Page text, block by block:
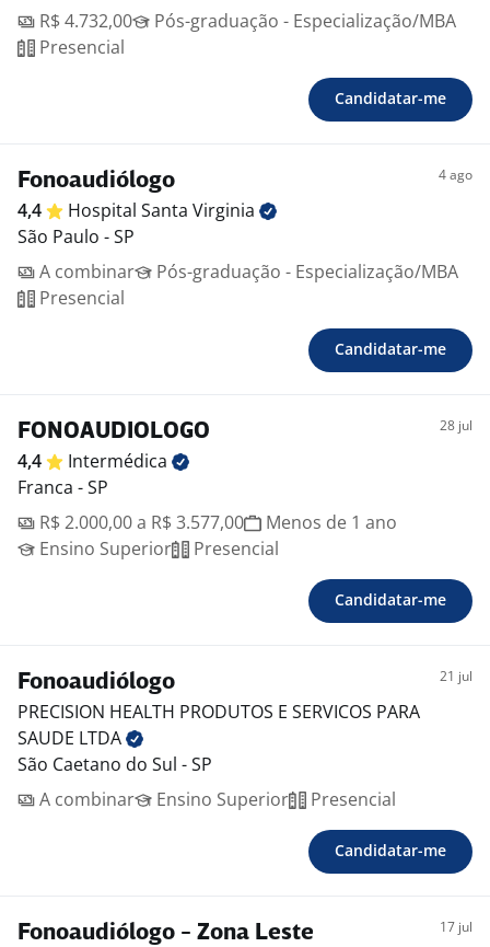
R$ 4.732,00
Pós-graduação - Especialização/MBA
Presencial
Candidatar-me
Fonoaudiólogo 4 ago
4,4 Hospital Santa Virginia
São Paulo - SP
A combinar
Pós-graduação - Especialização/MBA
Presencial
Candidatar-me
FONOAUDIOLOGO 28 jul
4,4
Intermédica
Franca - SP
R$ 2.000,00 a R$ 3.577,00
Menos de 1 ano
Ensino Superior
Presencial
Candidatar-me
Fonoaudiólogo 21 jul
PRECISION HEALTH PRODUTOS E SERVICOS PARA
SAUDE LTDA
São Caetano do Sul - SP
A combinar
Ensino Superior Presencial
Candidatar-me
Fonoaudiólogo - Zona Leste 17 jul